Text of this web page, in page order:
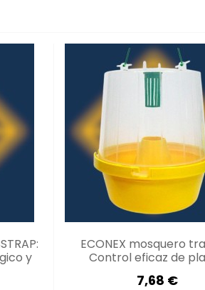
y
ECONEX mosquero
Control eficaz de
agrícolas
7,68 €